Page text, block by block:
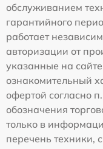
обслуживанием
гарантийного
работает
авторизации от
указанные на
ознакомительный
офертой согласно
обозначения
только в
перечень техники,